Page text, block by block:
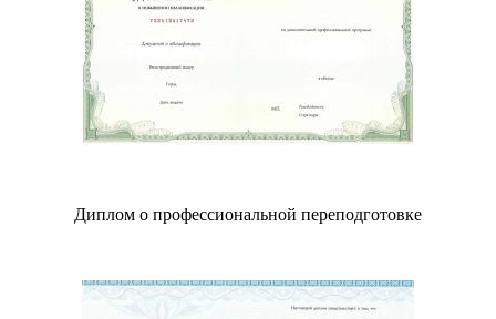
Диплом о профессиональной переподготовке